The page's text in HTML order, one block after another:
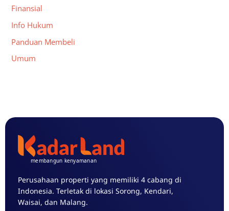
Finansial
Info Hukum
Panduan Membeli
Umum
Perusahaan properti yang memiliki 4 cabang di
Indonesia. Terletak di lokasi Sorong, Kendari,
Waisai, dan Malang.